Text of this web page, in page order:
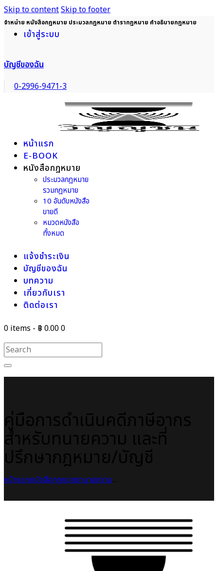
Skip to contentSkip to footer
จำหน่าย หนังสือกฎหมาย ประมวลกฎหมาย ตำรากฎหมาย คำอธิบายกฎหมาย
เข้าสู่ระบบ
บัญชีของฉัน
0-2996-9471-3
หน้าแรก
E-BOOK
หนังสือกฎหมาย
ประมวลกฎหมาย
รวมกฎหมาย
10 อันดับหนังสือ
ขายดี
หมวดหนังสือ
ทั้งหมด
แจ้งชำระเงิน
บัญชีของฉัน
บทความ
เกี่ยวกับเรา
ติดต่อเรา
0 items - ฿ 0.000
หน้าแรกหนังสือกฎหมายทนายความ